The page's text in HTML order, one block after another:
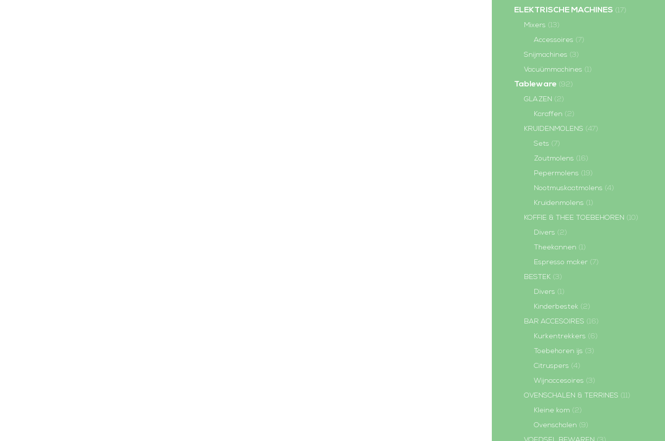
ELEKTRISCHE MACHINES (17)
Mixers (13)
Accessoires (7)
Snijmachines (3)
Vacuümmachines (1)
Tableware (92)
GLAZEN (2)
Karaffen (2)
KRUIDENMOLENS (47)
Sets (7)
Zoutmolens (16)
Pepermolens (19)
Nootmuskaatmolens (4)
Kruidenmolens (1)
KOFFIE & THEE TOEBEHOREN (10)
Divers (2)
Theekannen (1)
Espresso maker (7)
BESTEK (3)
Divers (1)
Kinderbestek (2)
BAR ACCESOIRES (16)
Kurkentrekkers (6)
Toebehoren ijs (3)
Citruspers (4)
Wijnaccesoires (3)
OVENSCHALEN & TERRINES (11)
Kleine kom (2)
Ovenschalen (9)